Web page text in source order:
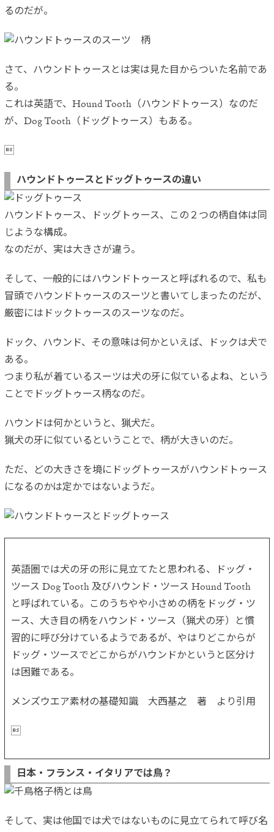
るのだが。
さて、ハウンドトゥースとは実は見た目からついた名前であ
る。
これは英語で、Hound Tooth（ハウンドトゥース）なのだ
が、Dog Tooth（ドッグトゥース）もある。

ハウンドトゥースとドッグトゥースの違い
ハウンドトゥース、ドッグトゥース、この２つの柄自体は同
じような構成。
なのだが、実は大きさが違う。
そして、一般的にはハウンドトゥースと呼ばれるので、私も
冒頭でハウンドトゥースのスーツと書いてしまったのだが、
厳密にはドックトゥースのスーツなのだ。
ドック、ハウンド、その意味は何かといえば、ドックは犬で
ある。
つまり私が着ているスーツは犬の牙に似ているよね、という
ことでドッグトゥース柄なのだ。
ハウンドは何かというと、猟犬だ。
猟犬の牙に似ているということで、柄が大きいのだ。
ただ、どの大きさを境にドッグトゥースがハウンドトゥース
になるのかは定かではないようだ。
英語圏では犬の牙の形に見立てたと思われる、ドッグ・
ツース Dog Tooth 及びハウンド・ツース Hound Tooth
と呼ばれている。このうちやや小さめの柄をドッグ・ツ
ース、大き目の柄をハウンド・ツース（猟犬の牙）と慣
習的に呼び分けているようであるが、やはりどこからが
ドッグ・ツースでどこからがハウンドかというと区分け
は困難である。
メンズウエア素材の基礎知識 大西基之 著 より引用

日本・フランス・イタリアでは鳥？
そして、実は他国では犬ではないものに見立てられて呼び名